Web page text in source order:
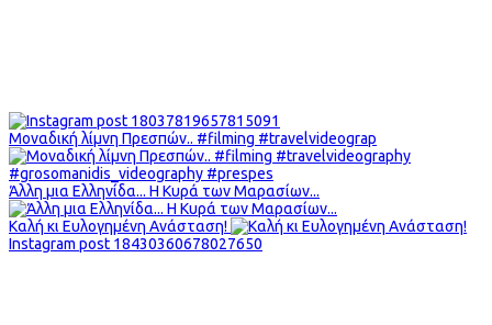
Μοναδική λίμνη Πρεσπών.. #filming #travelvideograp
Άλλη μια Ελληνίδα... Η Κυρά των Μαρασίων...
Καλή κι Ευλογημένη Ανάσταση!
Instagram post 18430360678027650